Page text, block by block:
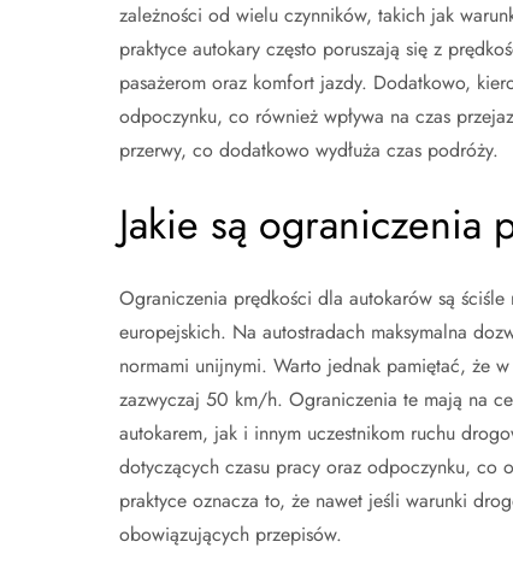
zależności od wielu czynników, takich jak
praktyce autokary często poruszają się z
pasażerom oraz komfort jazdy. Dodatkowo,
odpoczynku, co również wpływa na czas
przerwy, co dodatkowo wydłuża czas podróży.
Jakie są ograniczenia
Ograniczenia prędkości dla autokarów są
europejskich. Na autostradach maksymalna
normami unijnymi. Warto jednak pamiętać, że
zazwyczaj 50 km/h. Ograniczenia te mają na
autokarem, jak i innym uczestnikom ruchu
dotyczących czasu pracy oraz odpoczynku, co
praktyce oznacza to, że nawet jeśli warunki
obowiązujących przepisów.